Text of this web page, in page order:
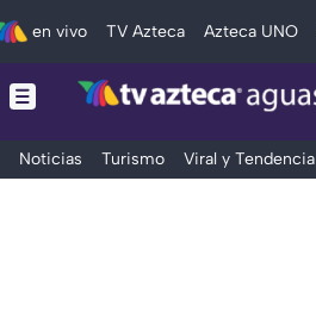
en vivo TV Azteca Azteca UNO
Noticias Turismo Viral y Tendencia